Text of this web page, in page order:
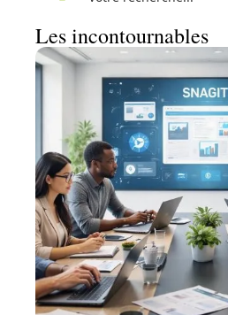
Les incontournables